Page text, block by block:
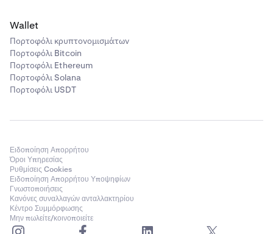
Wallet
Πορτοφόλι κρυπτονομισμάτων
Πορτοφόλι Bitcoin
Πορτοφόλι Ethereum
Πορτοφόλι Solana
Πορτοφόλι USDT
Ειδοποίηση Απορρήτου
Όροι Υπηρεσίας
Ρυθμίσεις Cookies
Ειδοποίηση Απορρήτου Υποψηφίων
Γνωστοποιήσεις
Κανόνες συναλλαγών ανταλλακτηρίου
Κέντρο Συμμόρφωσης
Μην πωλείτε/κοινοποιείτε